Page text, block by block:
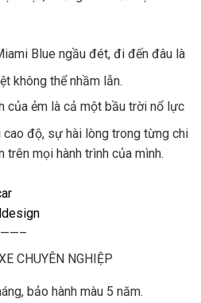
Blue ngầu đét, đi đến đâu là
không thể nhầm lẫn.
của ẻm là cả một bầu trời nổ lực
độ, sự hài lòng trong từng chi
mọi hành trình của mình.
CHUYÊN NGHIỆP
bảo hành màu 5 năm.